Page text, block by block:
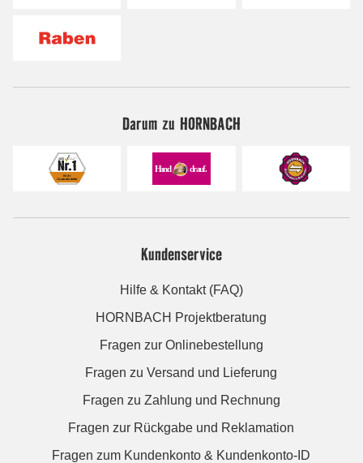
Darum zu HORNBACH
Kundenservice
Hilfe & Kontakt (FAQ)
HORNBACH Projektberatung
Fragen zur Onlinebestellung
Fragen zu Versand und Lieferung
Fragen zu Zahlung und Rechnung
Fragen zur Rückgabe und Reklamation
Fragen zum Kundenkonto & Kundenkonto-ID